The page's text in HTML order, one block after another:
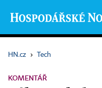
HN.cz › Tech
KOMENTÁŘ